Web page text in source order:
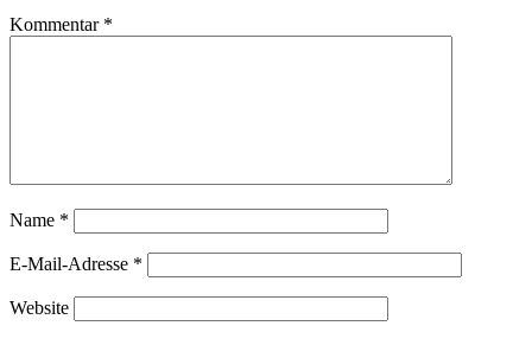
Kommentar *
Name *
E-Mail-Adresse *
Website